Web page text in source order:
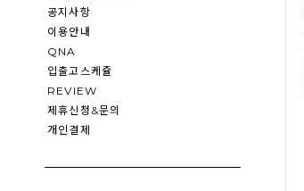
공지사항
이용안내
QNA
입출고스케쥴
REVIEW
제휴신청&문의
개인결제